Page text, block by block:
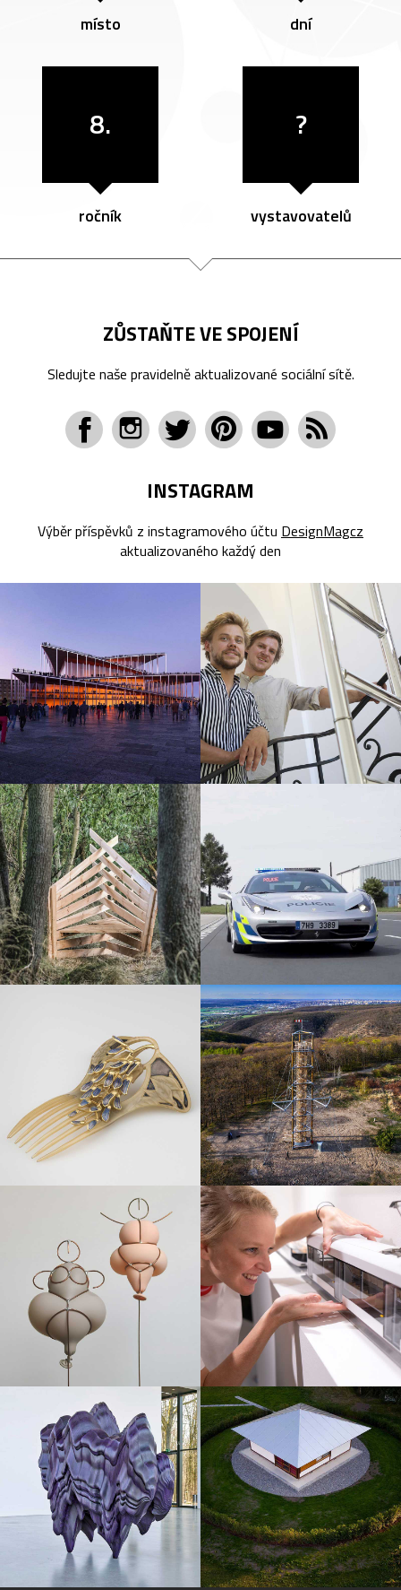
místo dní
8.
ročník
?
vystavovatelů
ZŮSTAŇTE VE SPOJENÍ
Sledujte naše pravidelně aktualizované sociální sítě.
INSTAGRAM
Výběr příspěvků z instagramového účtu DesignMagcz
aktualizovaného každý den